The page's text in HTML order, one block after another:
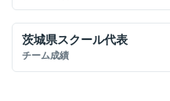
茨城県スクール代表
チーム成績